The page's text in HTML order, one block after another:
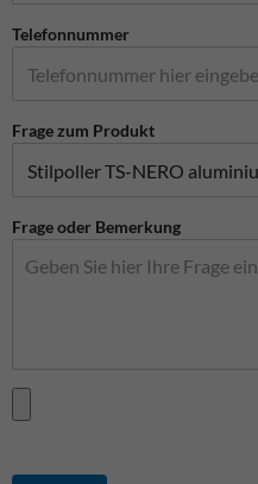
Telefonnummer
Frage zum Produkt
Frage oder Bemerkung